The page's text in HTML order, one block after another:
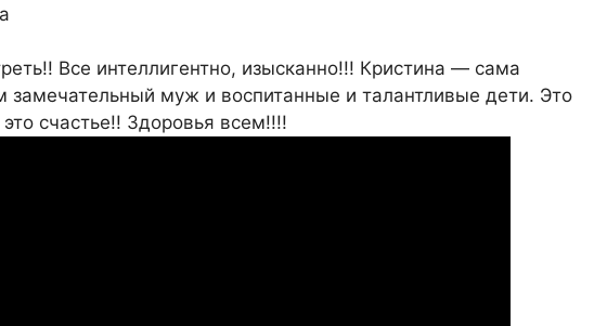
Все интеллигентно, изысканно!!! Кристина — сама
замечательный муж и воспитанные и талантливые дети. Это
счастье!! Здоровья всем!!!!